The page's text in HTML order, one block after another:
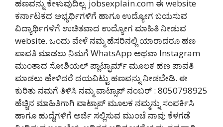
ಹಣವನ್ನು ಕೇಳುವುದಿಲ್ಲ. jobsexplain.com ಈ website
ಕರ್ನಾಟಕದ ಅಭ್ಯರ್ಥಿಗಳಿಗೆ ಹಾಗೂ ಉದ್ಯೋಗ ಬಯಸುವ
ವಿದ್ಯಾರ್ಥಿಗಳಿಗೆ ಉಚಿತವಾದ ಉದ್ಯೋಗ ಮಾಹಿತಿ ನೀಡುವ
website. ಒಂದು ವೇಳೆ ನಮ್ಮ ಹೆಸರಿನಲ್ಲಿ ಯಾರಾದರೂ ಹಣ
ಪಾವತಿ ಮಾಡಲು ನಿಮಗೆ WhatsApp ಅಥವಾ Instagram
ಮುಂತಾದ ಸೋಶಿಯಲ್ ಪ್ಲಾಟ್ಫಾರ್ಮ್ ಮೂಲಕ ಹಣ ಪಾವತಿ
ಮಾಡಲು ಹೇಳಿದರೆ ದಯವಿಟ್ಟು ಹಣವನ್ನು ನೀಡಬೇಡಿ‌. ಈ
ಕುರಿತು ನಮಗೆ ತಿಳಿಸಿ ನಮ್ಮ ವಾಟ್ಸಾಪ್ ನಂಬರ್ : 8050798925
ಹೆಚ್ಚಿನ ಮಾಹಿತಿಗಾಗಿ ವಾಟ್ಸಾಪ್ ಮೂಲಕ ನಮ್ಮನ್ನು ಸಂಪರ್ಕಿಸಿ
ಹಾಗೂ ಹುದ್ದೆಗಳಿಗೆ ಅರ್ಜಿ ಸಲ್ಲಿಸುವ ಮುಂಚೆ ನಾವು ಕೆಳಗಡೆ